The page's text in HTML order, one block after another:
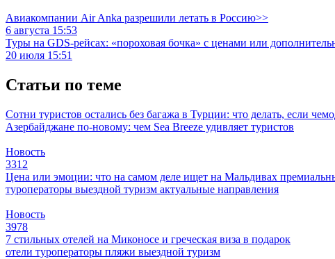
Авиакомпании Air Anka разрешили летать в Россию>>
6 августа 15:53
Туры на GDS-рейсах: «пороховая бочка» с ценами или
20 июля 15:51
Статьи по теме
Сотни туристов остались без багажа в Турции: что делать, если
Азербайджане по-новому: чем Sea Breeze удивляет туристов
Новость
3312
Цена или эмоции: что на самом деле ищет на Мальдивах
туроператоры выездной туризм актуальные направления
Новость
3978
7 стильных отелей на Миконосе и греческая виза в подарок
отели туроператоры пляжи выездной туризм